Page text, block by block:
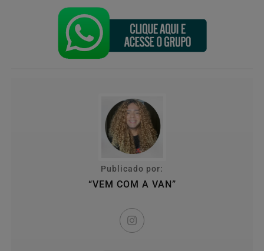
Publicado por:
“VEM COM A VAN”